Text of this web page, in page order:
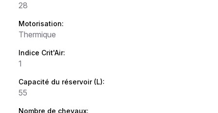
28
Motorisation:
Thermique
Indice Crit'Air:
1
Capacité du réservoir (L):
55
Nombre de chevaux: